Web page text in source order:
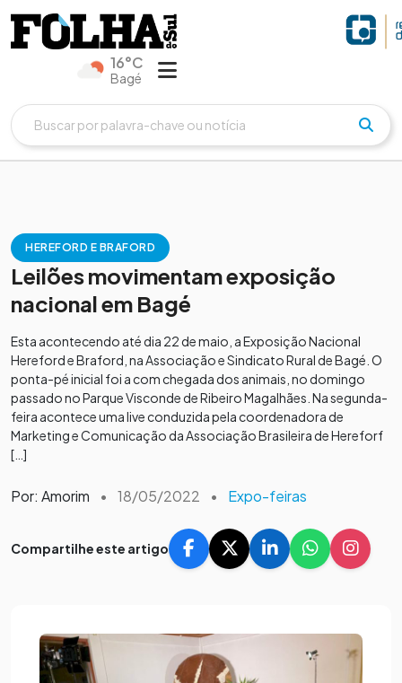
16°C
Bagé
HEREFORD E BRAFORD
Leilões movimentam exposição
nacional em Bagé
Esta acontecendo até dia 22 de maio, a Exposição Nacional
Hereford e Braford, na Associação e Sindicato Rural de Bagé. O
ponta-pé inicial foi a com chegada dos animais, no domingo
passado no Parque Visconde de Ribeiro Magalhães. Na segunda-
feira acontece uma live conduzida pela coordenadora de
Marketing e Comunicação da Associação Brasileira de Hereforf
[…]
Por: Amorim • 18/05/2022 • Expo-feiras
Compartilhe este artigo